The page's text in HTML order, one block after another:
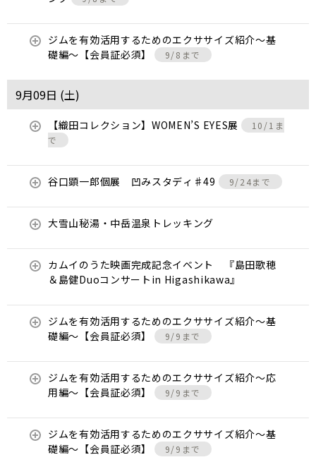
ジムを有効活用するためのエクササイズ紹介〜基
礎編〜【会員証必須】
9/8まで
9月09日 (土)
【織田コレクション】WOMEN’S EYES展
10/1ま
で
谷口顕一郎個展 凹みスタディ♯49 9/24まで
大雪山秘湯・中岳温泉トレッキング
カムイのうた映画完成記念イベント 『島田歌穂
＆島健Duoコンサートin Higashikawa』
ジムを有効活用するためのエクササイズ紹介〜基
礎編〜【会員証必須】
9/9まで
ジムを有効活用するためのエクササイズ紹介〜応
用編〜【会員証必須】
9/9まで
ジムを有効活用するためのエクササイズ紹介〜基
礎編〜【会員証必須】
9/9まで